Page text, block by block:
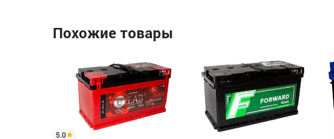
Похожие товары
5.0